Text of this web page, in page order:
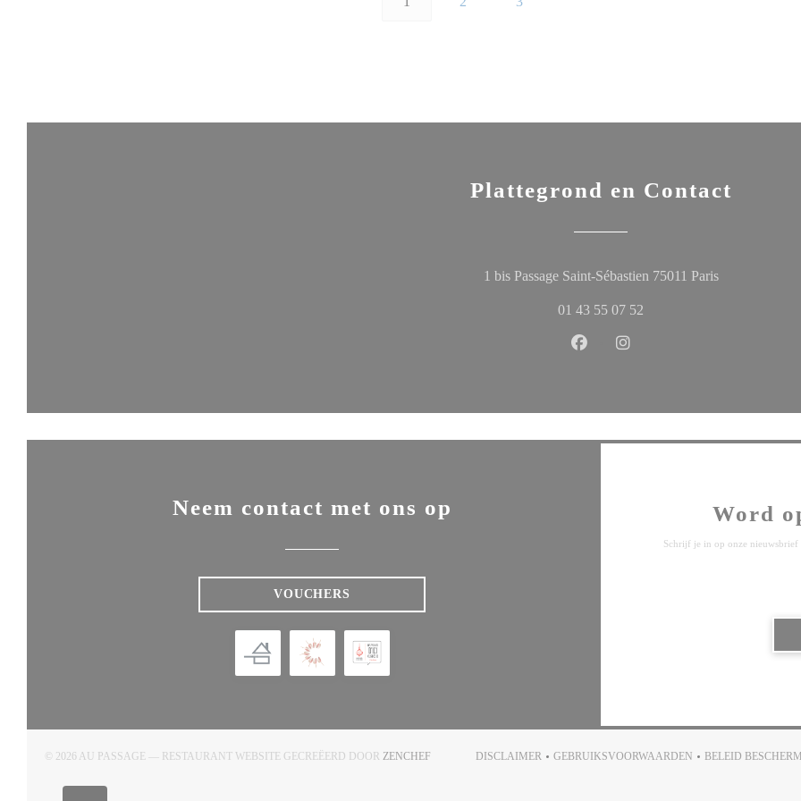
Plattegrond en Contact
1 bis Passage Saint-Sébastien 75011 Paris((opent in een
01 43 55 07 52
Facebook ((opent in een nieuw
Neem contact met ons op
VOUCHERS
Word
Schrijf je in op onze nieuwsbrief
© 2026 AU PASSAGE — RESTAURANT WEBSITE GECREËERD DOOR ZENCHEF ((OPENT IN EEN NIEUW VENSTER))
DISCLAIMER GEBRUIKSVOORWAARDEN BELEID